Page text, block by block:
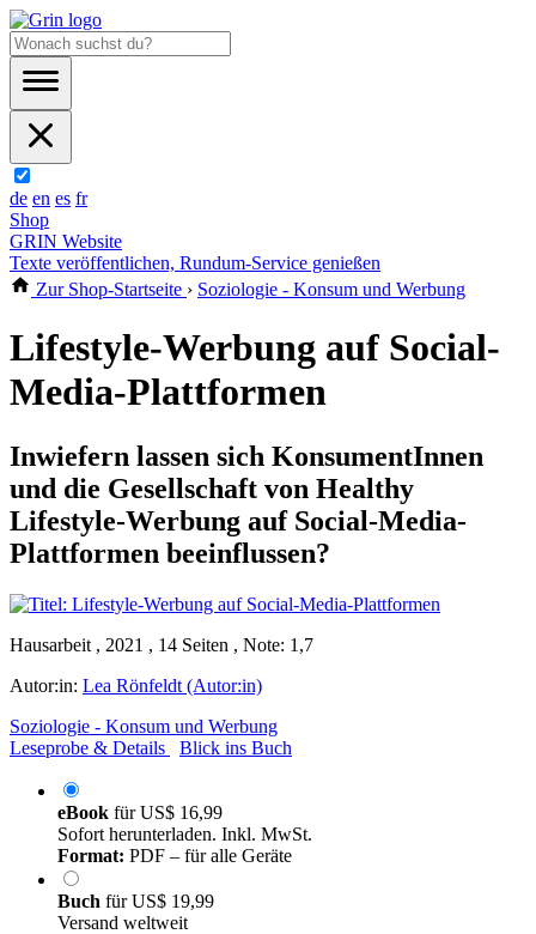
de en es fr
Shop
GRIN Website
Texte veröffentlichen, Rundum-Service genießen
Zur Shop-Startseite › Soziologie - Konsum und Werbung
Lifestyle-Werbung auf Social-
Media-Plattformen
Inwiefern lassen sich KonsumentInnen
und die Gesellschaft von Healthy
Lifestyle-Werbung auf Social-Media-
Plattformen beeinflussen?
Hausarbeit , 2021 , 14 Seiten , Note: 1,7
Autor:in: Lea Rönfeldt (Autor:in)
Soziologie - Konsum und Werbung
Leseprobe & Details
Blick ins Buch
eBook fürUS$ 16,99
Sofort herunterladen. Inkl. MwSt.
Format: PDF – für alle Geräte
Buch fürUS$ 19,99
Versand weltweit